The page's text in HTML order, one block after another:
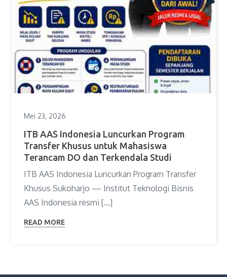
Mei 23, 2026
ITB AAS Indonesia Luncurkan Program
Transfer Khusus untuk Mahasiswa
Terancam DO dan Terkendala Studi
ITB AAS Indonesia Luncurkan Program Transfer
Khusus Sukoharjo — Institut Teknologi Bisnis
AAS Indonesia resmi […]
READ MORE